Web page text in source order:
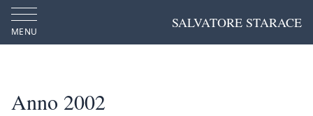
MENU
SALVATORE STARACE
Anno 2002